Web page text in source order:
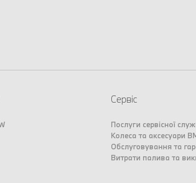
Сервіс
Послуги сервісної
Колеса та аксесуари
Обслуговування та
Витрати палива та